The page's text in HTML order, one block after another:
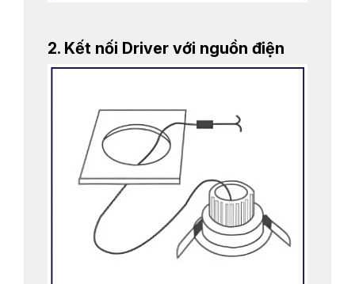
2. Kết nối Driver với nguồn điện